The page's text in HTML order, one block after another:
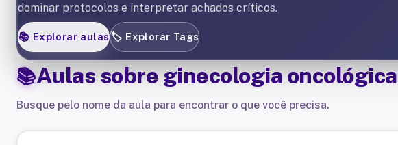
dominar protocolos e interpretar achados críticos.
📚 Explorar aulas🏷️ Explorar Tags
Aulas sobreginecologia oncológica
Busque pelo nome da aula para encontrar o que você precisa.